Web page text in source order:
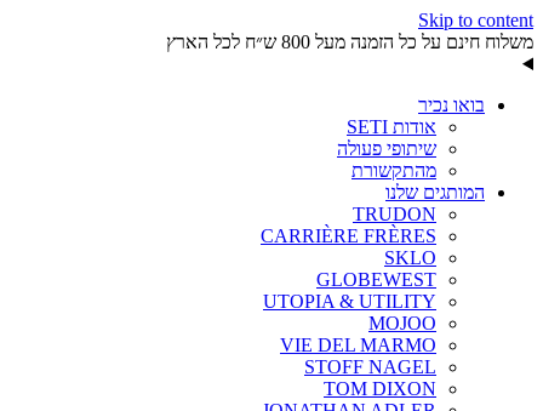
Skip to content
משלוח חינם על כל הזמנה מעל 800 ש״ח לכל הארץ
בואו נכיר
אודות SETI
שיתופי פעולה
מהתקשורת
המותגים שלנו
TRUDON
CARRIÈRE FRÈRES
SKLO
GLOBEWEST
UTOPIA & UTILITY
MOJOO
VIE DEL MARMO
STOFF NAGEL
TOM DIXON